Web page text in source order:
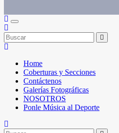
Home
Coberturas y Secciones
Contáctenos
Galerías Fotográficas
NOSOTROS
Ponle Música al Deporte